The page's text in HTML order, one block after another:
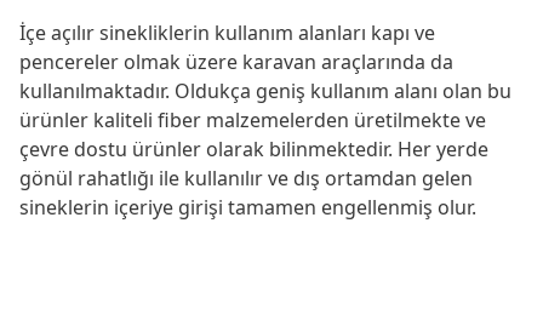
İçe açılır sinekliklerin kullanım alanları kapı ve
pencereler olmak üzere karavan araçlarında da
kullanılmaktadır. Oldukça geniş kullanım alanı olan bu
ürünler kaliteli fiber malzemelerden üretilmekte ve
çevre dostu ürünler olarak bilinmektedir. Her yerde
gönül rahatlığı ile kullanılır ve dış ortamdan gelen
sineklerin içeriye girişi tamamen engellenmiş olur.